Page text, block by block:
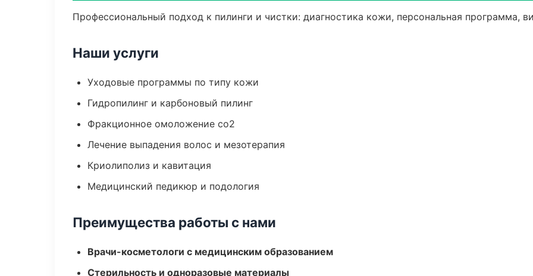
Профессиональный подход к пилинги и чистки: диагностика кожи, персональная программа,
Наши услуги
Уходовые программы по типу кожи
Гидропилинг и карбоновый пилинг
Фракционное омоложение co2
Лечение выпадения волос и мезотерапия
Криолиполиз и кавитация
Медицинский педикюр и подология
Преимущества работы с нами
Врачи-косметологи с медицинским образованием
Стерильность и одноразовые материалы